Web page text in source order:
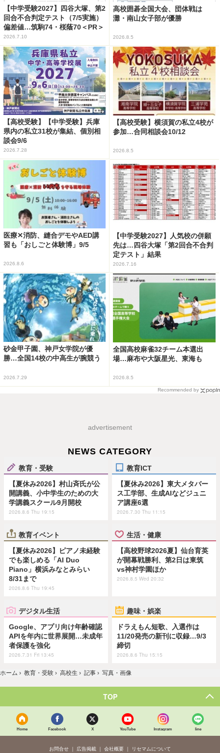
【中学受験2027】四谷大塚、第2
回合不合判定テスト（7/5実施）
偏差値…筑駒74・桜蔭70＜PR＞
2026.7.10
高校囲碁全国大会、団体戦は
灘・南山女子部が優勝
2026.8.5
【高校受験】【中学受験】兵庫
県内の私立31校が集結、個別相
談会9/6
2026.7.28
【高校受験】横須賀の私立4校が
参加…合同相談会10/12
2026.8.5
医療✕消防、縫合デモやAED講
習も「おしごと体験博」9/5
2026.8.6
【中学受験2027】人気校の併願
先は…四谷大塚「第2回合不合判
定テスト」結果
2026.7.16
砂金甲子園、神戸女学院が優
勝…全国14校の中高生が腕競う
2026.7.29
全国高校麻雀32チーム本選出
場…麻布や大阪星光、東海も
2026.8.5
Recommended by
advertisement
NEWS CATEGORY
教育・受験
【夏休み2026】村山斉氏が公
開講義、小中学生のための大
学講義スクール9月開校
2026.8.6 Thu 19:15
教育ICT
【夏休み2026】東大メタバー
ス工学部、生成AIなどジュニ
ア講座6選
2026.7.30 Thu 11:15
教育イベント
【夏休み2026】ピアノ未経験
でも楽しめる「AI Duo
Piano」横浜みなとみらい
8/31まで
2026.8.6 Thu 19:45
生活・健康
【高校野球2026夏】仙台育英
が開幕戦勝利、第2日は東筑
vs神村学園ほか
2026.8.5 Wed 20:32
デジタル生活
Google、アプリ向け年齢確認
APIを年内に世界展開…未成年
者保護を強化
2026.7.31 Fri 13:45
趣味・娯楽
ドラえもん短歌、入選作は
11/20発売の新刊に収録…9/3
締切
2026.8.6 Thu 15:15
ホーム › 教育・受験 › 高校生 › 記事 › 写真・画像
TOP
Home Facebook X YouTube Instagram line
お問合せ 広告掲載 会社概要 リセマムについて